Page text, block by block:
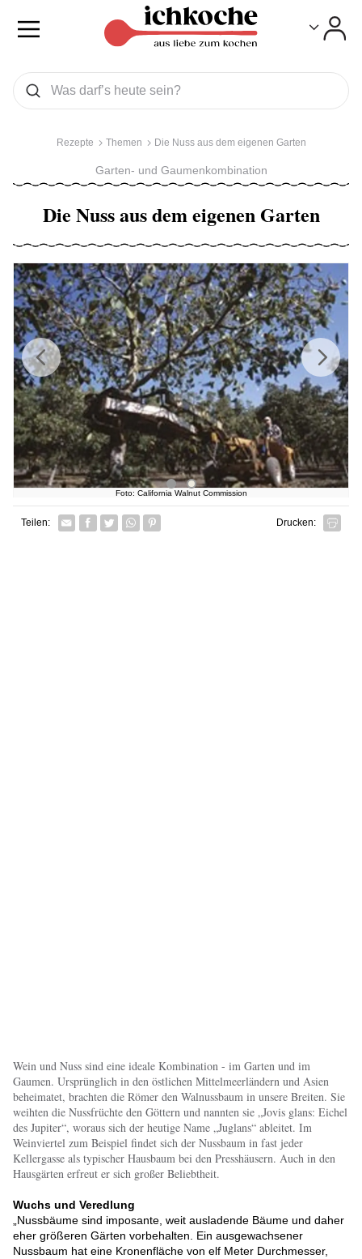
Was wollen Sie suchen
Suchen
Rezepte Themen Die Nuss aus dem eigenen Garten
Garten- und Gaumenkombination
Die Nuss aus dem eigenen Garten
Foto: California Walnut Commission
Next
Previous
Teilen: Facebook
TwitterWhatsapp senden
Pin it Drucken:
Wein und Nuss sind eine ideale Kombination - im Garten und im
Gaumen. Ursprünglich in den östlichen Mittelmeerländern und Asien
beheimatet, brachten die Römer den Walnussbaum in unsere Breiten. Sie
weihten die Nussfrüchte den Göttern und nannten sie „Jovis glans: Eichel
des Jupiter“, woraus sich der heutige Name „Juglans“ ableitet. Im
Weinviertel zum Beispiel findet sich der Nussbaum in fast jeder
Kellergasse als typischer Hausbaum bei den Presshäusern. Auch in den
Hausgärten erfreut er sich großer Beliebtheit.
Wuchs und Veredlung
„Nussbäume sind imposante, weit ausladende Bäume und daher
eher größeren Gärten vorbehalten. Ein ausgewachsener
Nussbaum hat eine Kronenfläche von elf Meter Durchmesser,